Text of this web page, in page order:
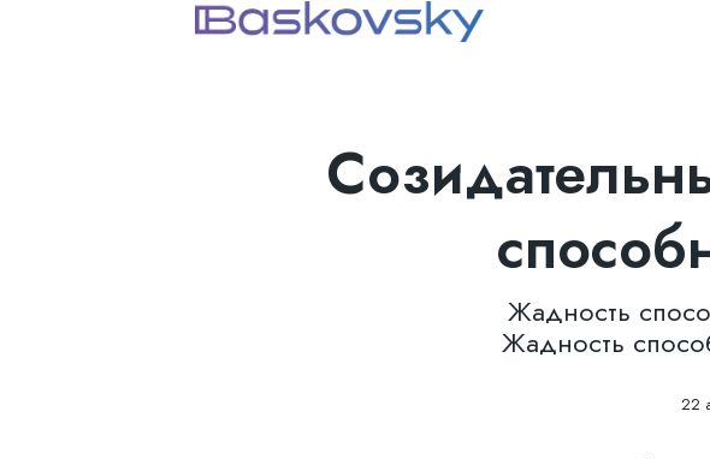
Жадность
Жадность
22